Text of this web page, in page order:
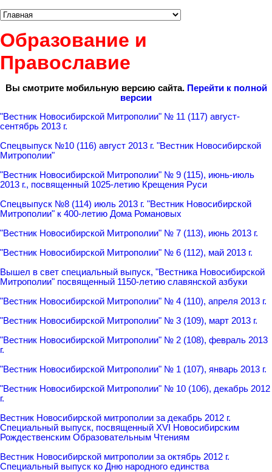
Образование и
Православие
Вы смотрите мобильную версию сайта. Перейти к полной
версии
"Вестник Новосибирской Митрополии" № 11 (117) август-
сентябрь 2013 г.
Спецвыпуск №10 (116) август 2013 г. "Вестник Новосибирской
Митрополии"
"Вестник Новосибирской Митрополии" № 9 (115), июнь-июль
2013 г., посвященный 1025-летию Крещения Руси
Спецвыпуск №8 (114) июль 2013 г. "Вестник Новосибирской
Митрополии" к 400-летию Дома Романовых
"Вестник Новосибирской Митрополии" № 7 (113), июнь 2013 г.
"Вестник Новосибирской Митрополии" № 6 (112), май 2013 г.
Вышел в свет специальный выпуск, "Вестника Новосибирской
Митрополии" посвященный 1150-летию славянской азбуки
"Вестник Новосибирской Митрополии" № 4 (110), апреля 2013 г.
"Вестник Новосибирской Митрополии" № 3 (109), март 2013 г.
"Вестник Новосибирской Митрополии" № 2 (108), февраль 2013
г.
"Вестник Новосибирской Митрополии" № 1 (107), январь 2013 г.
"Вестник Новосибирской Митрополии" № 10 (106), декабрь 2012
г.
Вестник Новосибирской митрополии за декабрь 2012 г.
Специальный выпуск, посвященный XVI Новосибирским
Рождественским Образовательным Чтениям
Вестник Новосибирской митрополии за октябрь 2012 г.
Специальный выпуск ко Дню народного единства